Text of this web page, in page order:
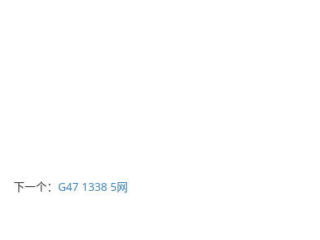
下一个： G47 1338 5网